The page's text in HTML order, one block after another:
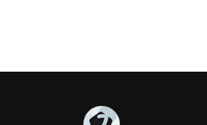
. Spetterà ora alla dirigenza